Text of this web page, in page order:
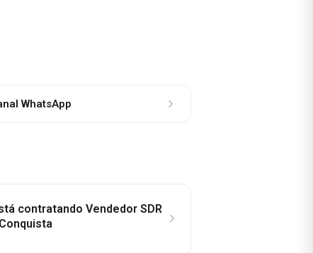
WhatsApp
contratando Vendedor SDR